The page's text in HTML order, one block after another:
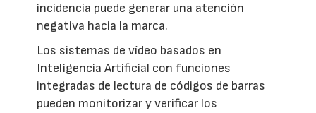
incidencia puede generar una atención
negativa hacia la marca.
Los sistemas de vídeo basados en
Inteligencia Artificial con funciones
integradas de lectura de códigos de barras
pueden monitorizar y verificar los